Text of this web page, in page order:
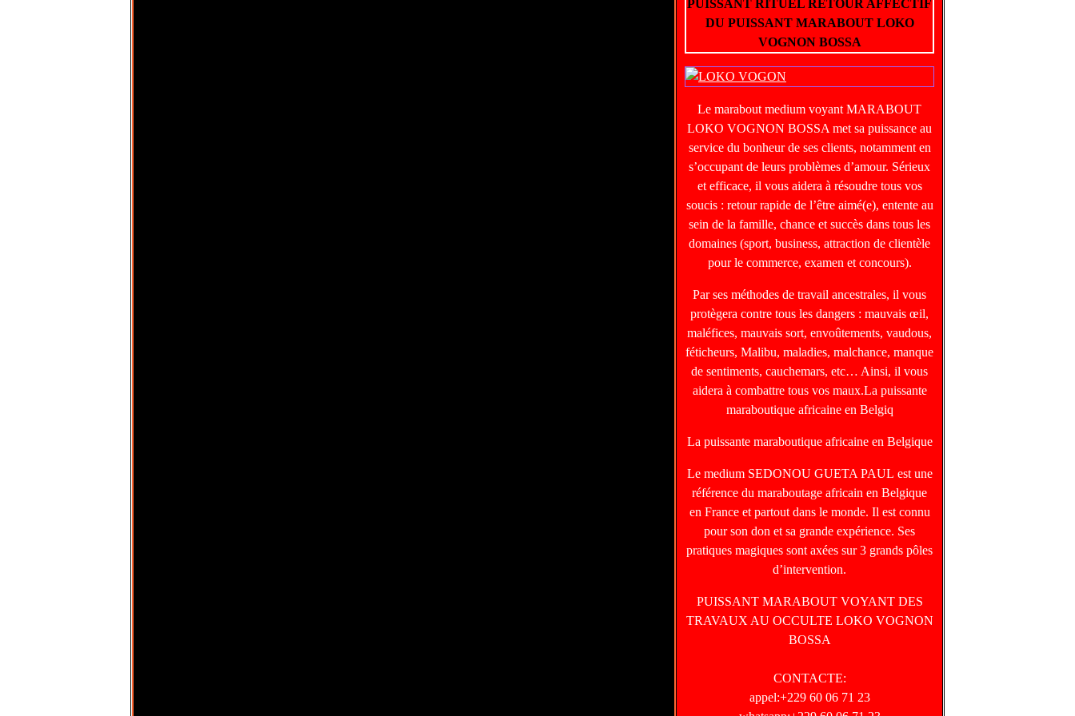
PUISSANT RITUEL RETOUR AFFECTIF
DU PUISSANT MARABOUT LOKO
VOGNON BOSSA
Le marabout medium voyant MARABOUT
LOKO VOGNON BOSSA met sa puissance au
service du bonheur de ses clients, notamment en
s’occupant de leurs problèmes d’amour. Sérieux
et efficace, il vous aidera à résoudre tous vos
soucis : retour rapide de l’être aimé(e), entente au
sein de la famille, chance et succès dans tous les
domaines (sport, business, attraction de clientèle
pour le commerce, examen et concours).
Par ses méthodes de travail ancestrales, il vous
protègera contre tous les dangers : mauvais œil,
maléfices, mauvais sort, envoûtements, vaudous,
féticheurs, Malibu, maladies, malchance, manque
de sentiments, cauchemars, etc… Ainsi, il vous
aidera à combattre tous vos maux.La puissante
maraboutique africaine en Belgiq
La puissante maraboutique africaine en Belgique
Le medium SEDONOU GUETA PAUL est une
référence du maraboutage africain en Belgique
en France et partout dans le monde. Il est connu
pour son don et sa grande expérience. Ses
pratiques magiques sont axées sur 3 grands pôles
d’intervention.
PUISSANT MARABOUT VOYANT DES
TRAVAUX AU OCCULTE LOKO VOGNON
BOSSA
CONTACTE:
appel:+229 60 06 71 23